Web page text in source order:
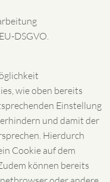
DSGVO.
wie oben bereits
Einstellung
und damit der
Hierdurch
Cookie auf dem
können bereits